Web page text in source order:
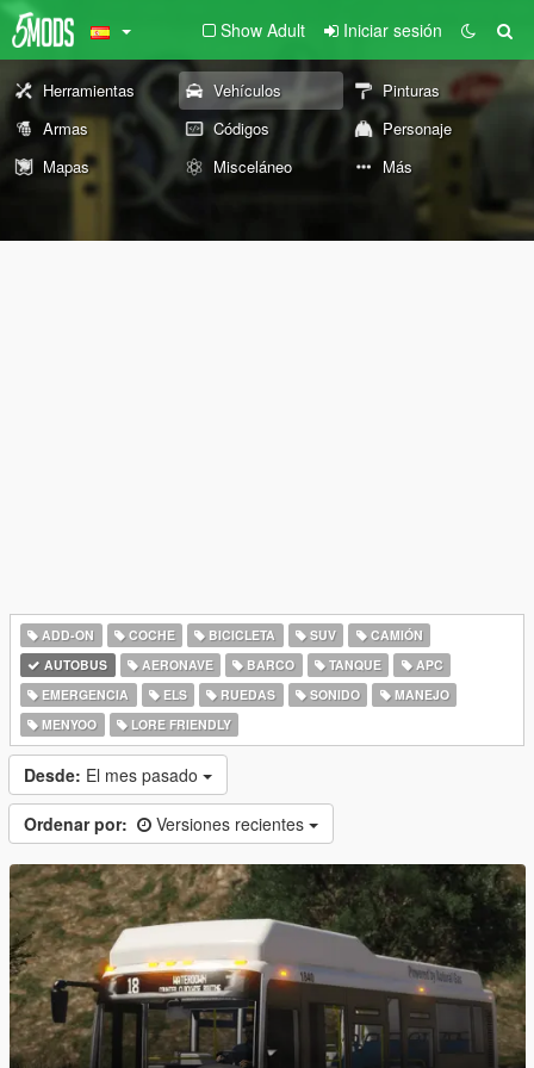
Show Adult Iniciar sesión
Herramientas Vehículos
Pinturas
Armas
Códigos
Personaje
Mapas
Misceláneo Más
ADD-ON COCHE BICICLETA SUV
CAMIÓN
AUTOBUS
AERONAVE BARCO TANQUE
APC
EMERGENCIA
ELS RUEDAS SONIDO
MANEJO
MENYOO
LORE FRIENDLY
Desde: El mes pasado
Ordenar por: Versiones recientes